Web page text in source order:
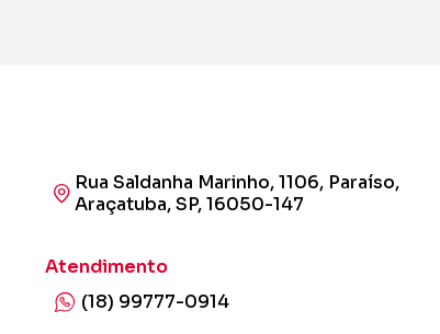
Rua Saldanha Marinho, 1106, Paraíso,
Araçatuba, SP, 16050-147
Atendimento
(18) 99777-0914